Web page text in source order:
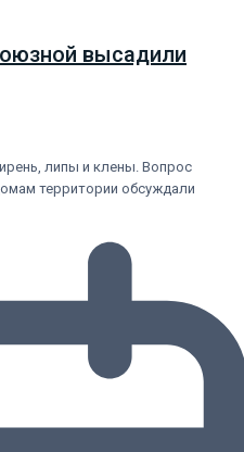
высадили
липы и клены. Вопрос
территории обсуждали